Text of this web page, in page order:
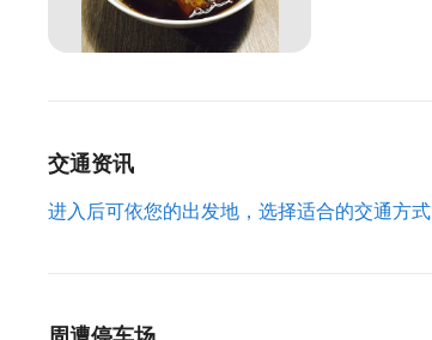
交通资讯
进入后可依您的出发地，选择适合的交通方式